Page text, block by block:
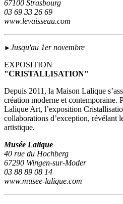
67100 Strasbourg
03 69 33 26 69
www.levaisseau.com
► Jusqu'au 1er novembre
EXPOSITION
"CRISTALLISATION"
Depuis 2011, la Maison Lalique
création moderne et contemporaine.
Lalique Art, l’exposition
collaborations d’exception, révélant
artistique.
Musée Lalique
40 rue du Hochberg
67290 Wingen-sur-Moder
03 88 89 08 14
www.musee-lalique.com